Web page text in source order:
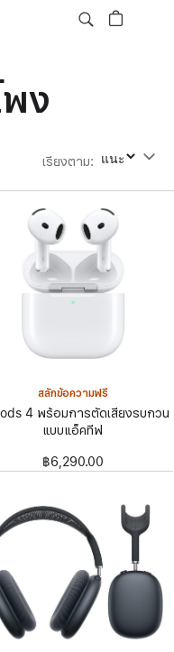
ง
เรียงตาม: เรียงตาม
สลักข้อความฟรี
4 พร้อมการตัดเสียงรบกวน
แบบแอ็คทีฟ
฿6,290.00